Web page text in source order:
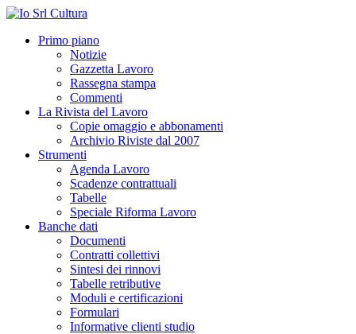
Primo piano
Notizie
Gazzetta Lavoro
Rassegna stampa
Commenti
La Rivista del Lavoro
Copie omaggio e abbonamenti
Archivio Riviste dal 2007
Strumenti
Agenda Lavoro
Scadenze contrattuali
Tabelle
Speciale Riforma Lavoro
Banche dati
Documenti
Contratti collettivi
Sintesi dei rinnovi
Tabelle retributive
Moduli e certificazioni
Formulari
Informative clienti studio